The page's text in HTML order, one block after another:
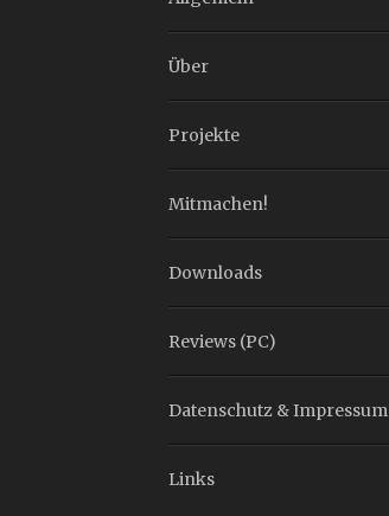
Über
Projekte
Mitmachen!
Downloads
Reviews (PC)
Datenschutz & Impressum
Links